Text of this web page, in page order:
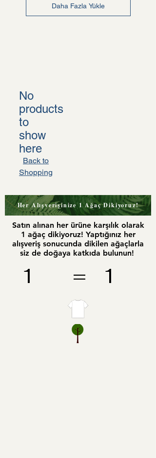
Daha Fazla Yükle
No
products
to
show
here
Back to
Shopping
Her Alışverişinize 1 Ağaç Dikiyoruz!
Satın alınan her ürüne karşılık olarak
1 ağaç dikiyoruz! Yaptığınız her
alışveriş sonucunda dikilen ağaçlarla
siz de doğaya katkıda bulunun!
1 = 1